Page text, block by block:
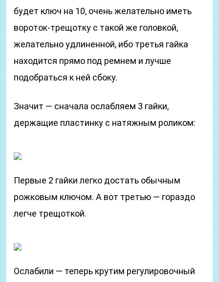
будет ключ на 10, очень желательно иметь
вороток-трещотку с такой же головкой,
желательно удлиненной, ибо третья гайка
находится прямо под ремнем и лучше
подобраться к ней сбоку.
Значит — сначала ослабляем 3 гайки,
держащие пластинку с натяжным роликом:
Первые 2 гайки легко достать обычным
рожковым ключом. А вот третью — гораздо
легче трещоткой.
Ослабили — теперь крутим регулировочный